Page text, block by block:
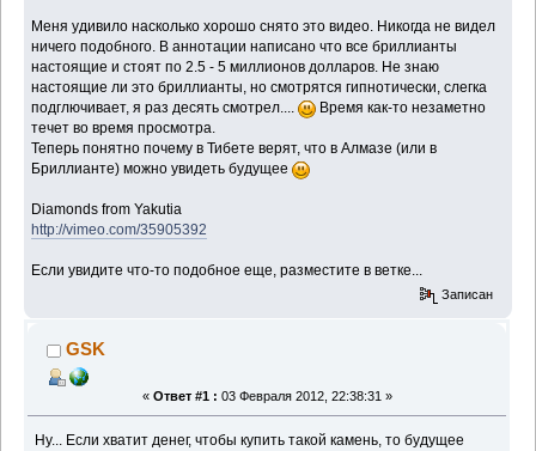
Меня удивило насколько хорошо снято это видео. Никогда не видел
ничего подобного. В аннотации написано что все бриллианты
настоящие и стоят по 2.5 - 5 миллионов долларов. Не знаю
настоящие ли это бриллианты, но смотрятся гипнотически, слегка
подглючивает, я раз десять смотрел....
Время как-то незаметно
течет во время просмотра.
Теперь понятно почему в Тибете верят, что в Алмазе (или в
Бриллианте) можно увидеть будущее
Diamonds from Yakutia
http://vimeo.com/35905392
Если увидите что-то подобное еще, разместите в ветке...
Записан
GSK
« Ответ #1 : 03 Февраля 2012, 22:38:31 »
Ну... Если хватит денег, чтобы купить такой камень, то будущее